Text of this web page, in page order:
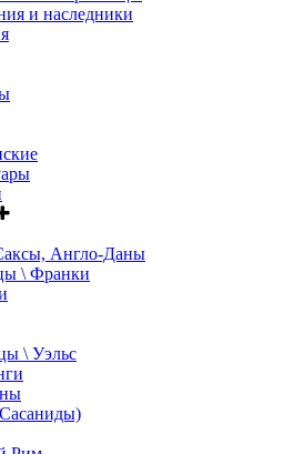
и наследники
Англо-Даны
\ Франки
\ Уэльс